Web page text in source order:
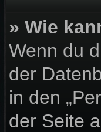
» Wie
Wenn du
der
in den
der Seite